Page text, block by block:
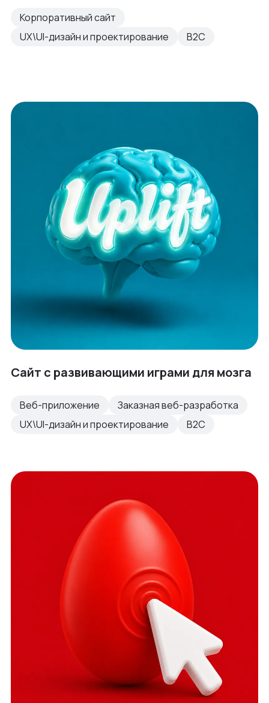
Корпоративный сайт
UX\UI-дизайн и проектирование
B2C
Cайт с развивающими играми для мозга
Веб-приложение
Заказная веб-разработка
UX\UI-дизайн и проектирование
B2C